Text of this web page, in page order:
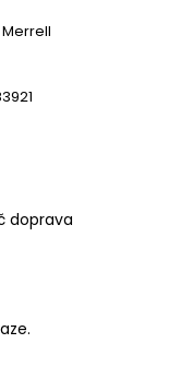
doprava